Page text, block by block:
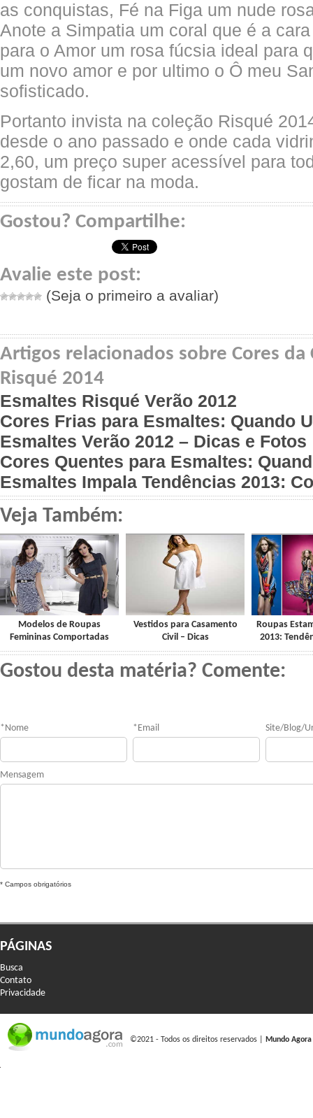
as conquistas, Fé na Figa um nude
Anote a Simpatia um coral que é a
para o Amor um rosa fúcsia ideal para
um novo amor e por ultimo o Ô meu
sofisticado.
Portanto invista na coleção Risqué
desde o ano passado e onde cada
2,60, um preço super acessível para
gostam de ficar na moda.
Gostou? Compartilhe:
Avalie este post:
(Seja o primeiro a avaliar)
Artigos relacionados sobre Cores da
Risqué 2014
Esmaltes Risqué Verão 2012
Cores Frias para Esmaltes: Quando
Esmaltes Verão 2012 – Dicas e Fotos
Cores Quentes para Esmaltes:
Esmaltes Impala Tendências 2013:
Veja Também:
Modelos de Roupas
Femininas Comportadas
Vestidos para Casamento
Civil – Dicas
Roupas
2013:
Gostou desta matéria? Comente:
* Nome * Email Site/Blog/
Mensagem
* Campos obrigatórios
PÁGINAS
Busca
Contato
Privacidade
©2021 - Todos os direitos reservados | Mundo Agora